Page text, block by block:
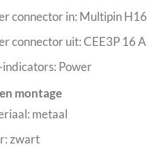
connector in: Multipin H16
connector uit: CEE3P 16 A
indicators: Power
montage
metaal
zwart